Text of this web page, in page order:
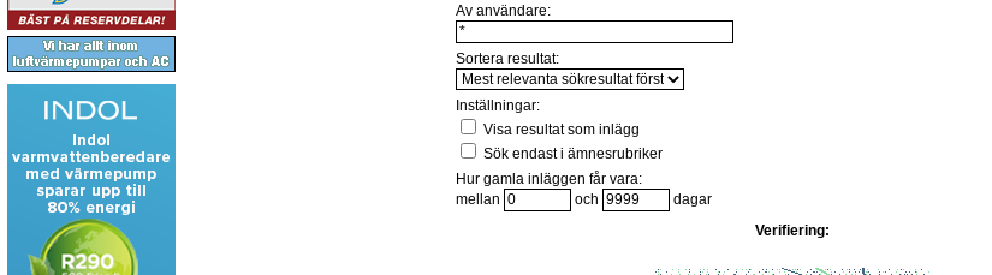
Av användare:
Sortera resultat:
Inställningar:
Visa resultat som inlägg
Sök endast i ämnesrubriker
Hur gamla inläggen får vara:
mellan
och
dagar
Verifiering: